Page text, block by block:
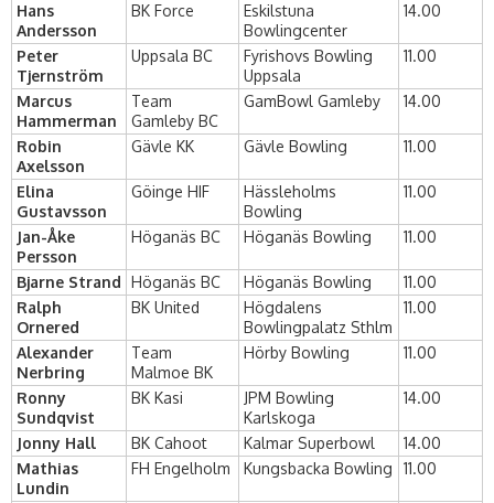
Hans
Andersson
BK Force
Eskilstuna
Bowlingcenter
14.00
Peter
Tjernström
Uppsala BC
Fyrishovs Bowling
Uppsala
11.00
Marcus
Hammerman
Team
Gamleby BC
GamBowl Gamleby 14.00
Robin
Axelsson
Gävle KK Gävle Bowling 11.00
Elina
Gustavsson
Göinge HIF
Hässleholms
Bowling
11.00
Jan-Åke
Persson
Höganäs BC Höganäs Bowling 11.00
Bjarne Strand Höganäs BC Höganäs Bowling
11.00
Ralph
Ornered
BK United
Högdalens
Bowlingpalatz Sthlm
11.00
Alexander
Nerbring
Team
Malmoe BK
Hörby Bowling 11.00
Ronny
Sundqvist
BK Kasi
JPM Bowling
Karlskoga
14.00
Jonny Hall BK Cahoot Kalmar Superbowl
14.00
Mathias
Lundin
FH Engelholm Kungsbacka Bowling 11.00